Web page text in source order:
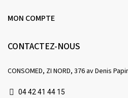
MON COMPTE
CONTACTEZ-NOUS
CONSOMED, ZI NORD, 376 av Denis
04 42 41 44 15